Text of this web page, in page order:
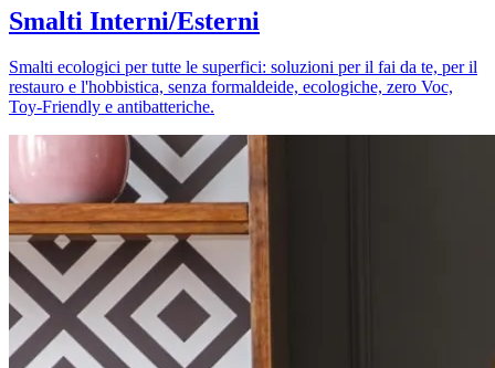
Smalti Interni/Esterni
Smalti ecologici per tutte le superfici: soluzioni per il fai da te, per il
restauro e l'hobbistica, senza formaldeide, ecologiche, zero Voc,
Toy-Friendly e antibatteriche.